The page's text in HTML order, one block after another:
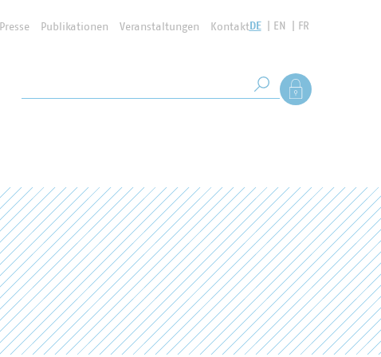
Presse Publikationen Veranstaltungen KontaktDE EN FR
Suche starten
Als Mitglied